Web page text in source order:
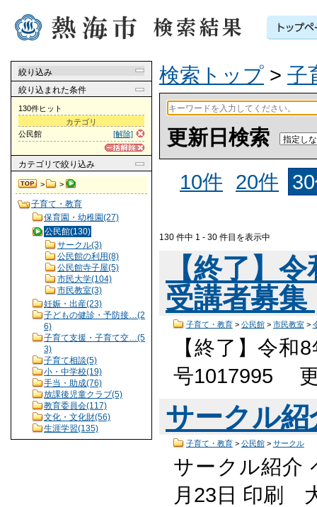
絞り込み
絞り込まれた条件
130件ヒット
カテゴリ
[解除]
公民館
カテゴリ で絞り込み
> >
子育て・教育
保育園・幼稚園(27)
公民館(130)
サークル(3)
公民館の利用(8)
公民館寺子屋(5)
市民大学(104)
市民教室(3)
妊娠・出産(23)
子どもの健診・予防接…(2
6)
子育て支援・子育て交…(5
3)
子育て相談(5)
小・中学校(19)
手当・助成(76)
放課後児童クラブ(5)
教育委員会(117)
文化・文化財(56)
生涯学習(135)
検索トップ > 子
更新日検索
10件
20件
130 件中 1 - 30 件目を表示中
【終了】
受講者募集
子育て・教育> 公民館> 市民教室>
【終了】令和
号1017995
サークル
子育て・教育> 公民館> サークル
サークル紹介
月23日 印刷